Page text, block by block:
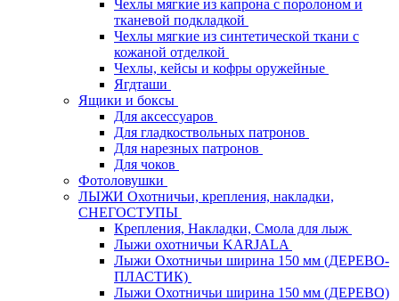
Чехлы мягкие из капрона с поролоном и
тканевой подкладкой
Чехлы мягкие из синтетической ткани с
кожаной отделкой
Чехлы, кейсы и кофры оружейные
Ягдташи
Ящики и боксы
Для аксессуаров
Для гладкоствольных патронов
Для нарезных патронов
Для чоков
Фотоловушки
ЛЫЖИ Охотничьи, крепления, накладки,
СНЕГОСТУПЫ
Крепления, Накладки, Смола для лыж
Лыжи охотничьи KARJALA
Лыжи Охотничьи ширина 150 мм (ДЕРЕВО-
ПЛАСТИК)
Лыжи Охотничьи ширина 150 мм (ДЕРЕВО)